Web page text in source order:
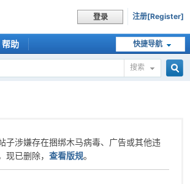
登录 注册[Register]
快捷导航
帮助
搜索
子涉嫌存在捆绑木马病毒、广告或其他违
现已删除，查看版规。